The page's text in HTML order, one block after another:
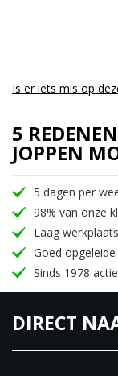
een succes te
Is er iets mis op
5
JOPPEN
5 dagen per
98% van onze
Laag
Goed
Sinds 1978
DIRECT